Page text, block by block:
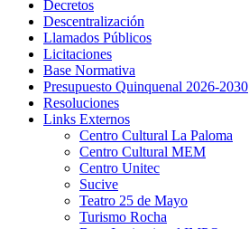
Decretos
Descentralización
Llamados Públicos
Licitaciones
Base Normativa
Presupuesto Quinquenal 2026-2030
Resoluciones
Links Externos
Centro Cultural La Paloma
Centro Cultural MEM
Centro Unitec
Sucive
Teatro 25 de Mayo
Turismo Rocha